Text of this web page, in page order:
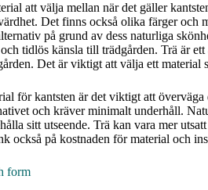
att välja mellan när det gäller
Det finns också olika färger och
på grund av dess naturliga
tidlös känsla till trädgården. Trä är
Det är viktigt att välja ett material
för kantsten är det viktigt att
och kräver minimalt underhåll.
sitt utseende. Trä kan vara mer
också på kostnaden för material och
form